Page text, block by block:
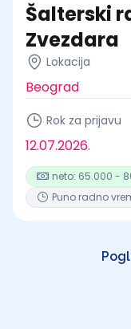
Šalterski
Zvezdara
Lokacija
Beograd
Rok za prijavu
12.07.2026.
neto: 65.000 -
Puno radno